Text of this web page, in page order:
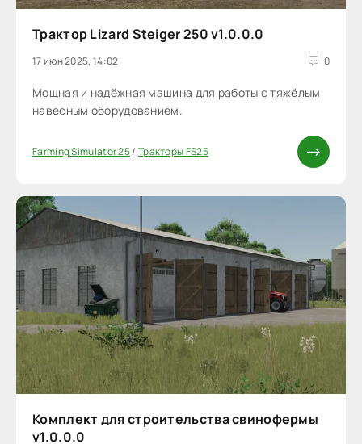
Трактор Lizard Steiger 250 v1.0.0.0
17 июн 2025, 14:02 0
Мощная и надёжная машина для работы с тяжёлым
навесным оборудованием.
Farming Simulator 25/ Тракторы FS25
Комплект для строительства свинофермы
v1.0.0.0